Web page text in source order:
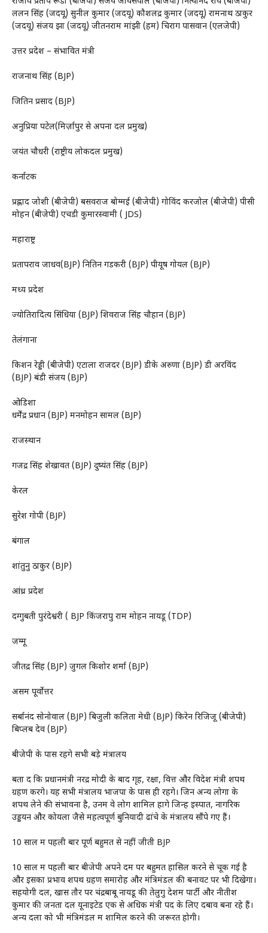
ललन सिंह (जदयू) सुनील कुमार (जदयू) कौशलेंद्र कुमार (जदयू) रामनाथ ठाकुर
(जदयू) संजय झा (जदयू) जीतनराम मांझी (हम) चिराग पासवान (एलजेपी)
उत्तर प्रदेश – संभावित मंत्री
राजनाथ सिंह (BJP)
जितिन प्रसाद (BJP)
अनुप्रिया पटेल(मिर्ज़ापुर से अपना दल प्रमुख)
जयंत चौधरी (राष्ट्रीय लोकदल प्रमुख)
कर्नाटक
प्रह्लाद जोशी (बीजेपी) बसवराज बोम्मई (बीजेपी) गोविंद करजोल (बीजेपी) पीसी
मोहन (बीजेपी) एचडी कुमारस्वामी ( JDS)
महाराष्ट्र
प्रतापराव जाधव(BJP) नितिन गडकरी (BJP) पीयूष गोयल (BJP)
मध्य प्रदेश
ज्योतिरादित्य सिंधिया (BJP) शिवराज सिंह चौहान (BJP)
तेलंगाना
किशन रेड्डी (बीजेपी) एटाला राजेंदर (BJP) डीके अरुणा (BJP) डी अरविंद
(BJP) बंडी संजय (BJP)
ओडिशा
धर्मेंद्र प्रधान (BJP) मनमोहन सामल (BJP)
राजस्थान
गजेंद्र सिंह शेखावत (BJP) दुष्यंत सिंह (BJP)
केरल
सुरेश गोपी (BJP)
बंगाल
शांतुनु ठाकुर (BJP)
आंध्र प्रदेश
दग्गुबती पुरंदेश्वरी ( BJP किंजरापु राम मोहन नायडू (TDP)
जम्मू
जीतेंद्र सिंह (BJP) जुगल किशोर शर्मा (BJP)
असम पूर्वोत्तर
सर्बानंद सोनोवाल (BJP) बिजुली कलिता मेधी (BJP) किरेन रिजिजू (बीजेपी)
बिप्लब देव (BJP)
बीजेपी के पास रहेंगे सभी बड़े मंत्रालय
बता दें कि प्रधानमंत्री नरेंद्र मोदी के बाद गृह, रक्षा, वित्त और विदेश मंत्री शपथ
ग्रहण करेंगे। यह सभी मंत्रालय भाजपा के पास ही रहेंगे। जिन अन्य लोगों के
शपथ लेने की संभावना है, उनमें वे लोग शामिल होंगे जिन्हें इस्पात, नागरिक
उड्डयन और कोयला जैसे महत्वपूर्ण बुनियादी ढांचे के मंत्रालय सौंपे गए हैं।
10 साल में पहली बार पूर्ण बहुमत से नहीं जीती BJP
10 साल में पहली बार बीजेपी अपने दम पर बहुमत हासिल करने से चूक गई है
और इसका प्रभाव शपथ ग्रहण समारोह और मंत्रिमंडल की बनावट पर भी दिखेगा।
सहयोगी दल, खास तौर पर चंद्रबाबू नायडू की तेलुगु देशम पार्टी और नीतीश
कुमार की जनता दल यूनाइटेड एक से अधिक मंत्री पद के लिए दबाव बना रहे हैं।
अन्य दलों को भी मंत्रिमंडल में शामिल करने की जरूरत होगी।